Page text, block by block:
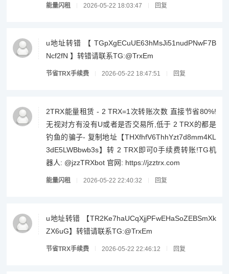
能量闪租 2026-05-22 18:03:47 回复
u地址转错 【 TGpXgECuUE63hMsJi51nudPNwF7B
Ncf2fN 】转错请联系TG:@TrxEm
节省TRX手续费 2026-05-22 18:47:51 回复
2TRX能量租赁 - 2 TRX=1次转账次数 直接节省80%!
无视对方有没有U或者是否交易所,低于 2 TRX的都是
钓鱼的骗子- 复制地址【THXfhfV6ThhYzt7d8mm4KL
3dE5LWBbwb3s】转 2 TRX即可0手续费转账!TG机
器人: @jzzTRXbot 官网: https://jzztrx.com
能量闪租 2026-05-22 22:40:32 回复
u地址转错 【TR2Ke7haUCqXjjPFwEHaSoZEBSmXk
ZX6uG】转错请联系TG:@TrxEm
节省TRX手续费 2026-05-22 22:46:12 回复